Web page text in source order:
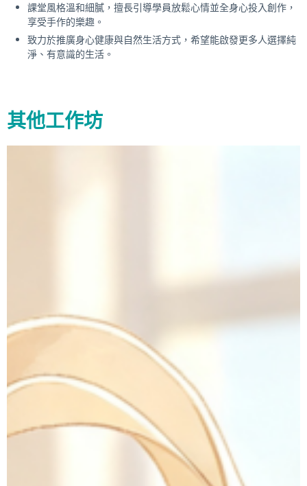
課堂風格溫和細膩，擅長引導學員放鬆心情並全身心投入創作，
享受手作的樂趣。
致力於推廣身心健康與自然生活方式，希望能啟發更多人選擇純
淨、有意識的生活。
其他工作坊